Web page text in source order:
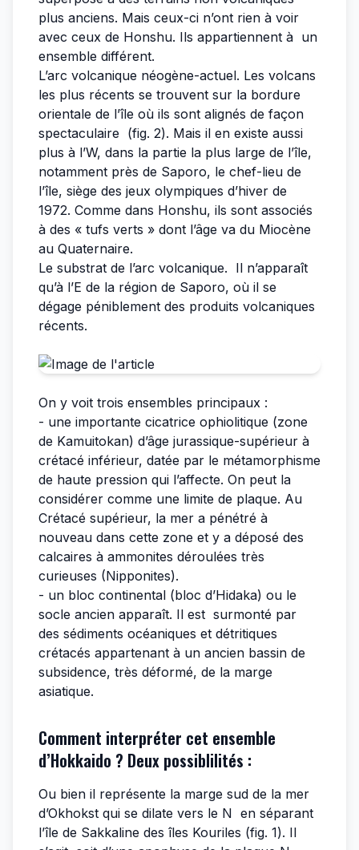
plus anciens. Mais ceux-ci n’ont rien à voir
avec ceux de Honshu. Ils appartiennent à un
ensemble différent.
L’arc volcanique néogène-actuel. Les volcans
les plus récents se trouvent sur la bordure
orientale de l’île où ils sont alignés de façon
spectaculaire (fig. 2). Mais il en existe aussi
plus à l’W, dans la partie la plus large de l’île,
notamment près de Saporo, le chef-lieu de
l’île, siège des jeux olympiques d’hiver de
1972. Comme dans Honshu, ils sont associés
à des « tufs verts » dont l’âge va du Miocène
au Quaternaire.
Le substrat de l’arc volcanique. Il n’apparaît
qu’à l’E de la région de Saporo, où il se
dégage péniblement des produits volcaniques
récents.
On y voit trois ensembles principaux :
- une importante cicatrice ophiolitique (zone
de Kamuitokan) d’âge jurassique-supérieur à
crétacé inférieur, datée par le métamorphisme
de haute pression qui l’affecte. On peut la
considérer comme une limite de plaque. Au
Crétacé supérieur, la mer a pénétré à
nouveau dans cette zone et y a déposé des
calcaires à ammonites déroulées très
curieuses (Nipponites).
- un bloc continental (bloc d’Hidaka) ou le
socle ancien apparaît. Il est surmonté par
des sédiments océaniques et détritiques
crétacés appartenant à un ancien bassin de
subsidence, très déformé, de la marge
asiatique.
Comment interpréter cet ensemble
d’Hokkaido ? Deux possiblilités :
Ou bien il représente la marge sud de la mer
d’Okhokst qui se dilate vers le N en séparant
l’île de Sakkaline des îles Kouriles (fig. 1). Il